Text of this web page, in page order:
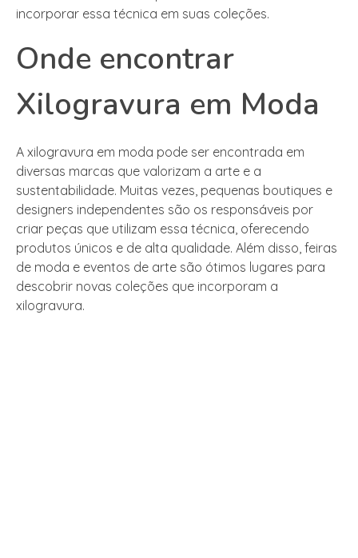
incorporar essa técnica em suas coleções.
Onde encontrar
Xilogravura em Moda
A xilogravura em moda pode ser encontrada em
diversas marcas que valorizam a arte e a
sustentabilidade. Muitas vezes, pequenas boutiques e
designers independentes são os responsáveis por
criar peças que utilizam essa técnica, oferecendo
produtos únicos e de alta qualidade. Além disso, feiras
de moda e eventos de arte são ótimos lugares para
descobrir novas coleções que incorporam a
xilogravura.